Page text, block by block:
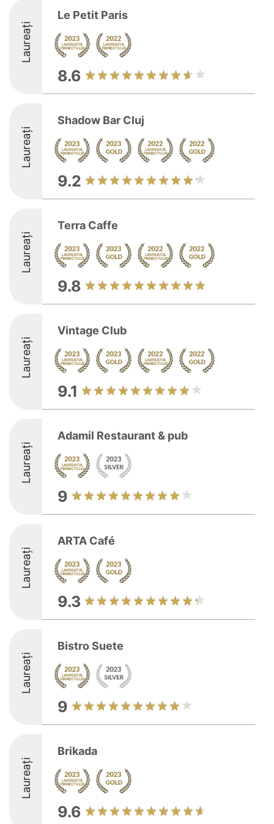
Laureați
Le Petit Paris
8.6
Laureați
Shadow Bar Cluj
9.2
Laureați
Terra Caffe
9.8
Laureați
Vintage Club
9.1
Laureați
Adamil Restaurant & pub
9
Laureați
ARTA Café
9.3
Laureați
Bistro Suete
9
Laureați
Brikada
9.6